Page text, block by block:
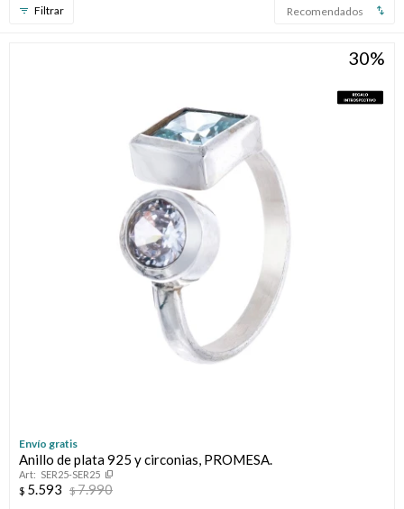
Recomendados
30
Envío gratis
Anillo de plata 925 y circonias, PROMESA.
SER25-SER25
$ 5.593 $7.990